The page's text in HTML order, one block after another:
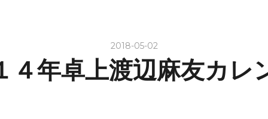
2018-05-02
４年卓上渡辺麻友カレ